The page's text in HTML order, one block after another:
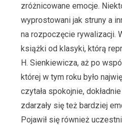
zróżnicowane emocje.
wyprostowani jak struny a
na rozpoczęcie rywalizacji.
książki od klasyki, którą
H. Sienkiewicza, aż po
której w tym roku było
czytała spokojnie,
zdarzały się też bardziej
Pojawił się również